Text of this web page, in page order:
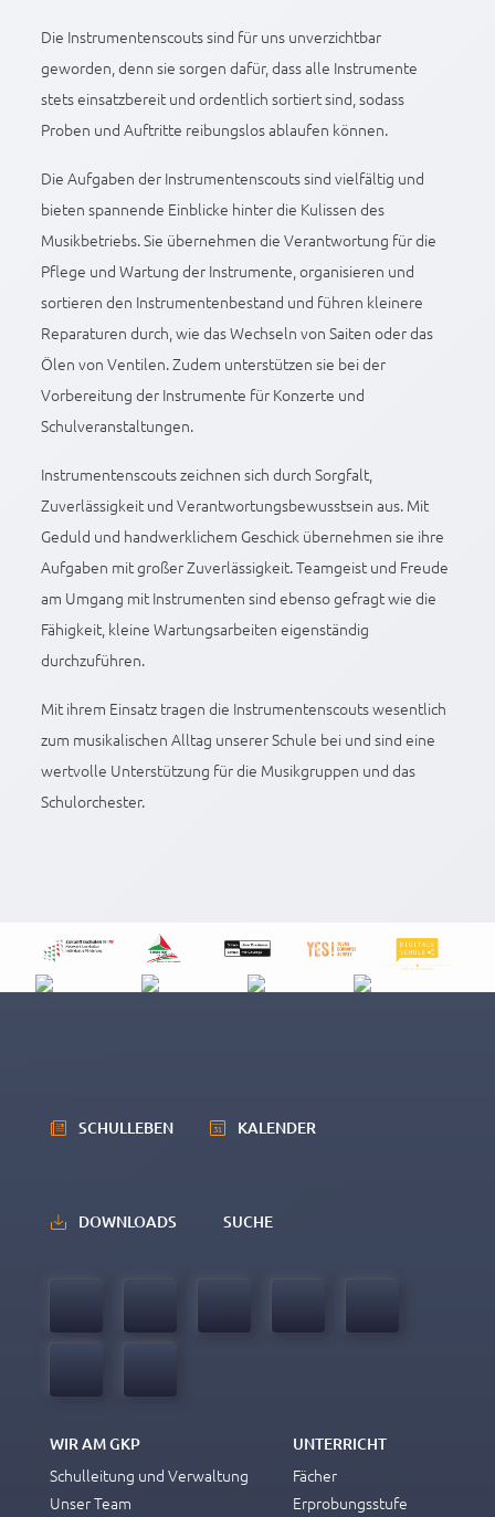
Die Instrumentenscouts sind für uns unverzichtbar
geworden, denn sie sorgen dafür, dass alle Instrumente
stets einsatzbereit und ordentlich sortiert sind, sodass
Proben und Auftritte reibungslos ablaufen können.
Die Aufgaben der Instrumentenscouts sind vielfältig und
bieten spannende Einblicke hinter die Kulissen des
Musikbetriebs. Sie übernehmen die Verantwortung für die
Pflege und Wartung der Instrumente, organisieren und
sortieren den Instrumentenbestand und führen kleinere
Reparaturen durch, wie das Wechseln von Saiten oder das
Ölen von Ventilen. Zudem unterstützen sie bei der
Vorbereitung der Instrumente für Konzerte und
Schulveranstaltungen.
Instrumentenscouts zeichnen sich durch Sorgfalt,
Zuverlässigkeit und Verantwortungsbewusstsein aus. Mit
Geduld und handwerklichem Geschick übernehmen sie ihre
Aufgaben mit großer Zuverlässigkeit. Teamgeist und Freude
am Umgang mit Instrumenten sind ebenso gefragt wie die
Fähigkeit, kleine Wartungsarbeiten eigenständig
durchzuführen.
Mit ihrem Einsatz tragen die Instrumentenscouts wesentlich
zum musikalischen Alltag unserer Schule bei und sind eine
wertvolle Unterstützung für die Musikgruppen und das
Schulorchester.
SCHULLEBEN KALENDER
DOWNLOADS SUCHE
WIR AM GKP
Schulleitung und Verwaltung
Unser Team
UNTERRICHT
Fächer
Erprobungsstufe